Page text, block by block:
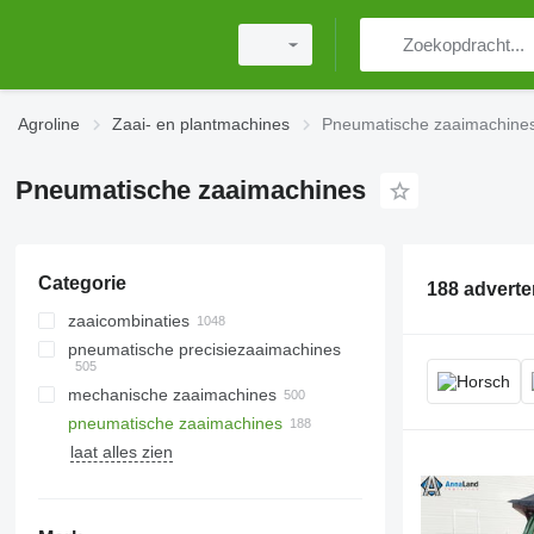
Agroline Zaai- en plantmachines Pneumatische
Pneumatische zaaimachines
Categorie
zaaicombinaties
pneumatische precisiezaaimachines
mechanische zaaimachines
pneumatische zaaimachines
laat alles zien
188